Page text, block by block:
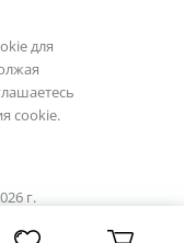
для
cookie.
г.